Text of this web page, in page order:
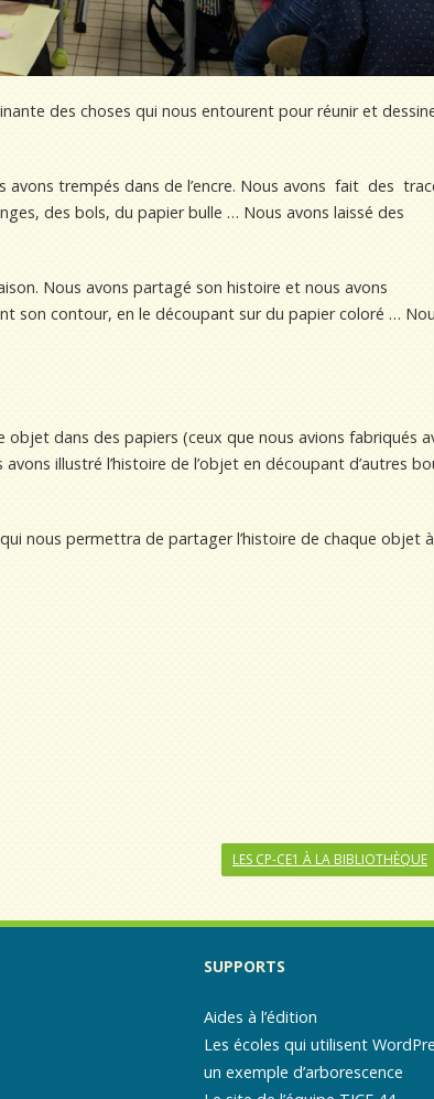
des choses qui nous entourent pour réunir et
avons trempés dans de l’encre. Nous avons fait des
des bols, du papier bulle … Nous avons laissé des
Nous avons partagé son histoire et nous avons
son contour, en le découpant sur du papier coloré …
dans des papiers (ceux que nous avions fabriqués
illustré l’histoire de l’objet en découpant d’autres
nous permettra de partager l’histoire de chaque objet à
LES CP-CE1 À LA BIBLIOTHÈQUE
SUPPORTS
Aides à l’édition
Les écoles qui utilisent
un exemple d’arborescence